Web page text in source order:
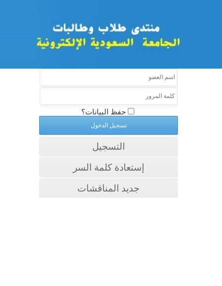
حفظ البيانات؟
التسجيل
إستعادة كلمة السر
جديد المناقشات